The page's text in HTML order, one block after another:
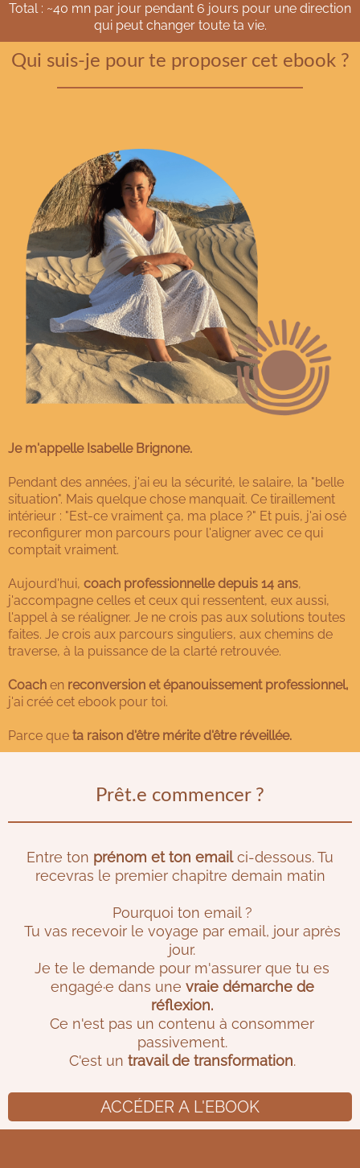
Total : ~40 mn par jour pendant 6 jours pour une direction
qui peut changer toute ta vie.
Qui suis-je pour te proposer cet ebook ?
Je m'appelle Isabelle Brignone.
Pendant des années, j'ai eu la sécurité, le salaire, la "belle
situation". Mais quelque chose manquait. Ce tiraillement
intérieur : "Est-ce vraiment ça, ma place ?" Et puis, j'ai osé
reconfigurer mon parcours pour l'aligner avec ce qui
comptait vraiment.
Aujourd'hui, coach professionnelle depuis 14 ans,
j'accompagne celles et ceux qui ressentent, eux aussi,
l'appel à se réaligner. Je ne crois pas aux solutions toutes
faites. Je crois aux parcours singuliers, aux chemins de
traverse, à la puissance de la clarté retrouvée.
Coach en reconversion et épanouissement professionnel,
j'ai créé cet ebook pour toi.
Parce que ta raison d'être mérite d'être réveillée.
Prêt.e commencer ?
Entre ton prénom et ton emailci-dessous. Tu
recevras le premier chapitre demain matin
Pourquoi ton email ?
Tu vas recevoir le voyage par email, jour après
jour.
Je te le demande pour m'assurer que tu es
engagé·e dans une vraie démarche de
réflexion.
Ce n'est pas un contenu à consommer
passivement.
C'est un travail de transformation.
ACCÉDER A L'EBOOK